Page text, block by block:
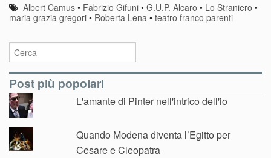
Albert Camus • Fabrizio Gifuni •G.U.P. Alcaro • Lo Straniero •
maria grazia gregori • Roberta Lena • teatro franco parenti
Post più popolari
L'amante di Pinter nell'intrico dell'io
Quando Modena diventa l’Egitto per
Cesare e Cleopatra